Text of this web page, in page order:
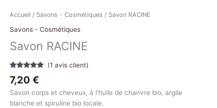
Accueil / Savons - Cosmétiques / Savon RACINE
Savons - Cosmétiques
Savon RACINE
Noté 5.00
sur 5
basé sur
1
notation
client
(1 avis client)
7,20 €
Savon corps et cheveux, à l’huile de chanvre bio, argile
blanche et spiruline bio locale.